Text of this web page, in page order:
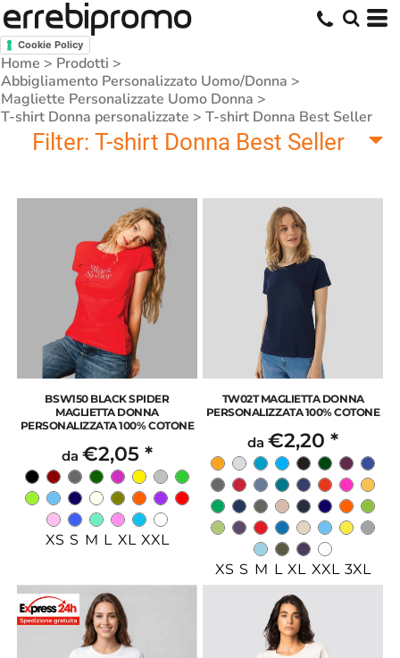
Cookie Policy
Home > Prodotti >
Abbigliamento Personalizzato Uomo/Donna >
Magliette Personalizzate Uomo Donna >
T-shirt Donna personalizzate > T-shirt Donna Best Seller
Filter: T-shirt Donna Best Seller
BSW150 BLACK SPIDER
MAGLIETTA DONNA
PERSONALIZZATA 100% COTONE
da €2,05 *
XS S M L XL XXL
TW02T MAGLIETTA DONNA
PERSONALIZZATA 100% COTONE
da€2,20*
XS S M L XL XXL 3XL